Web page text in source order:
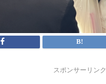
スポンサーリンク